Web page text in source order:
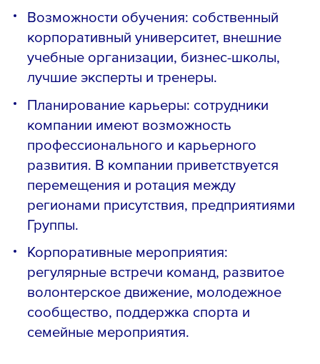
Возможности обучения: собственный
корпоративный университет, внешние
учебные организации, бизнес-школы,
лучшие эксперты и тренеры.
Планирование карьеры: сотрудники
компании имеют возможность
профессионального и карьерного
развития. В компании приветствуется
перемещения и ротация между
регионами присутствия, предприятиями
Группы.
Корпоративные мероприятия:
регулярные встречи команд, развитое
волонтерское движение, молодежное
сообщество, поддержка спорта и
семейные мероприятия.